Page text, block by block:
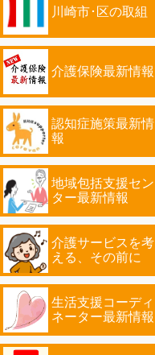
川崎市･区の取組
介護保険最新情報
認知症施策最新情
報
地域包括支援セン
ター最新情報
介護サービスを考
える、その前に
生活支援コーディ
ネーター最新情報